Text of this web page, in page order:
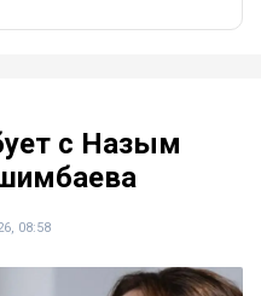
с Назым
08:58